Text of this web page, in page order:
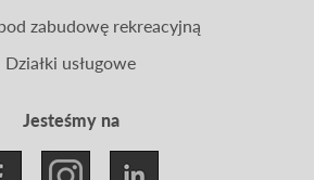
Jesteśmy na
zabudowę rekreacyjną
Działki usługowe